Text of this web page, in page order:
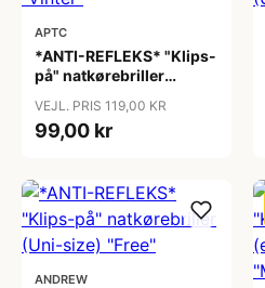
APTC
*ANTI-REFLEKS* "Klips-
på" natkørebriller
VEJL. PRIS 119,00 KR
99,00 kr
ANDREW